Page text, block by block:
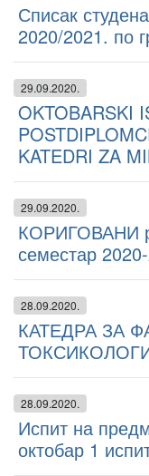
Списак
2020/2021. по
29.09.2020.
OKTOBARSKI
KATEDRI ZA
29.09.2020.
КОРИГОВАНИ
семестар
28.09.2020.
КАТЕДРА ЗА
28.09.2020.
Испит на
октобар 1